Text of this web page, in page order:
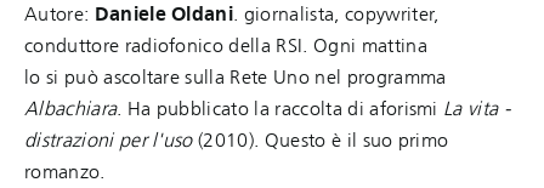
Autore: Daniele Oldani . giornalista, copywriter,
conduttore radiofonico della RSI. Ogni mattina
lo si può ascoltare sulla Rete Uno nel programma
Albachiara. Ha pubblicato la raccolta di aforismi La vita -
distrazioni per l'uso(2010). Questo è il suo primo
romanzo.